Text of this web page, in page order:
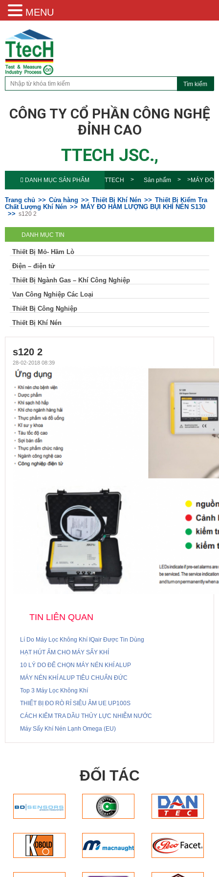
CÔNG TY CỔ PHẦN CÔNG NGHỆ
ĐỈNH CAO
TTECH JSC.,
DANH MỤC SẢN PHẨM TTECH Sản phẩm MÁY ĐO
HÀM LƯỢNG BỤI KHÍ NÉN
Trang chủ Cửa hàng Thiết Bị Khí Nén
Thiết Bị Kiểm Tra
Chất Lượng Khí Nén
MÁY ĐO HÀM LƯỢNG BỤI KHÍ NÉN S130
s120 2
DANH MỤC TIN
Thiết Bị Mỏ- Hầm Lò
Điện – điện tử
Thiết Bị Ngành Gas – Khí Công Nghiệp
Van Công Nghiệp Các Loại
Thiết Bị Công Nghiệp
Thiết Bị Khí Nén
s120 2
28-02-2018 08:39
TIN LIÊN QUAN
Lí Do Máy Lọc Không Khí IQair Được Tin Dùng
HẠT HÚT ẨM CHO MÁY SẤY KHÍ
10 LÝ DO ĐỂ CHỌN MÁY NÉN KHÍ ALUP
MÁY NÉN KHÍ ALUP TIÊU CHUẨN ĐỨC
Top 3 Máy Lọc Không Khí
THIẾT BỊ ĐO RÒ RỈ SIÊU ÂM UE UP100S
CÁCH KIỂM TRA DẦU THỦY LỰC NHIỄM NƯỚC
Máy Sấy Khí Nén Lạnh Omega (EU)
ĐỐI TÁC
MENU